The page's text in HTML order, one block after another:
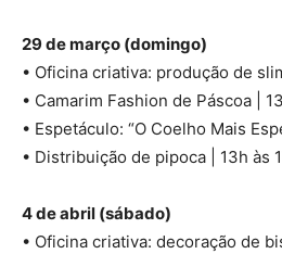
29 de março (domingo)
• Oficina criativa: produção de
• Camarim Fashion de Páscoa |
• Espetáculo: “O Coelho Mais
• Distribuição de pipoca | 13h às
4 de abril (sábado)
• Oficina criativa: decoração de